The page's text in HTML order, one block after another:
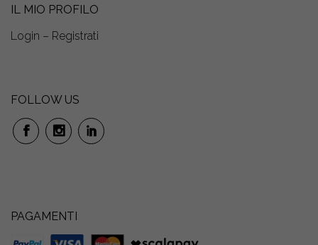
IL MIO PROFILO
Login – Registrati
FOLLOW US
PAGAMENTI